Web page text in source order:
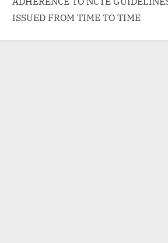
ISSUED FROM TIME TO TIME